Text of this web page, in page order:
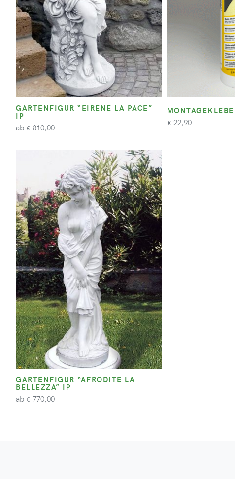
GARTENFIGUR “EIRENE LA PACE”
IP
ab € 810,00 € 22,90
GARTENFIGUR “AFRODITE LA
BELLEZZA” IP
ab € 770,00